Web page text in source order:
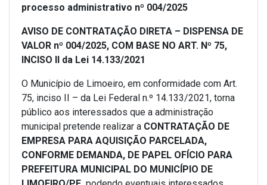
processo administrativo nº 004/2025
AVISO DE CONTRATAÇÃO DIRETA – DISPENSA DE
VALOR nº 004/2025, COM BASE NO ART. Nº 75,
INCISO II da Lei 14.133/2021
O Município de Limoeiro, em conformidade com Art.
75, inciso II – da Lei Federal n.º 14.133/2021, torna
público aos interessados que a administração
municipal pretende realizar a CONTRATAÇÃO DE
EMPRESA PARA AQUISIÇÃO PARCELADA,
CONFORME DEMANDA, DE PAPEL OFÍCIO PARA
PREFEITURA MUNICIPAL DO MUNICÍPIO DE